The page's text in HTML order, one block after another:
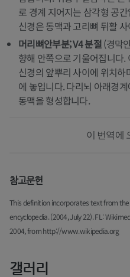
로 경계 지어지는 삼각형 공
신경은 동맥과 고리뼈 뒤활
머리뼈안부분; V4 분절(경막
향해 안쪽으로 기울어집니다
신경의 앞뿌리 사이에 위치하
에 놓입니다. 다리뇌 아래경
동맥을 형성합니다.
이 번역에
참고문헌
This definition incorporates text from
encyclopedia. (2004, July 22). FL:
2004, from http://www.wikipedia.org
갤러리